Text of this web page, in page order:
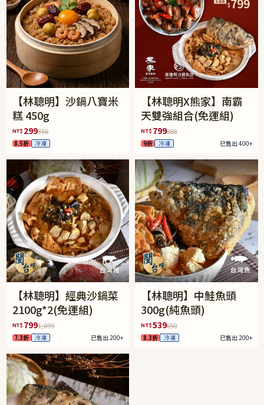
【林聰明】沙鍋八寶米
糕 450g
NT$ 299350
8.5折 冷凍
【林聰明X熊家】南霸
天雙強組合(免運組)
NT$ 799888
9折 冷凍 已售出 400+
【林聰明】經典沙鍋菜
2100g*2(免運組)
NT$ 7991,099
7.3折 冷凍 已售出 200+
【林聰明】中鮭魚頭
300g(純魚頭)
NT$539650
8.3折 冷凍 已售出 200+